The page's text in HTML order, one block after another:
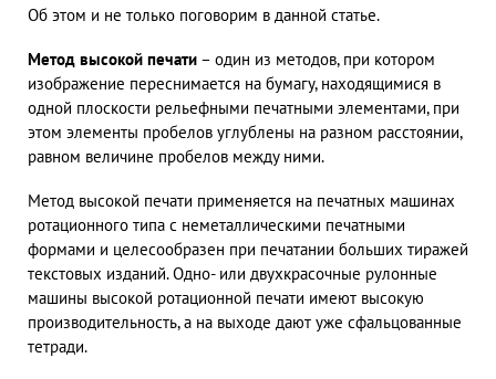
Об этом и не только поговорим в данной статье.
Метод высокой печати – один из методов, при котором
изображение переснимается на бумагу, находящимися в
одной плоскости рельефными печатными элементами, при
этом элементы пробелов углублены на разном расстоянии,
равном величине пробелов между ними.
Метод высокой печати применяется на печатных машинах
ротационного типа с неметаллическими печатными
формами и целесообразен при печатании больших тиражей
текстовых изданий. Одно- или двухкрасочные рулонные
машины высокой ротационной печати имеют высокую
производительность, а на выходе дают уже сфальцованные
тетради.